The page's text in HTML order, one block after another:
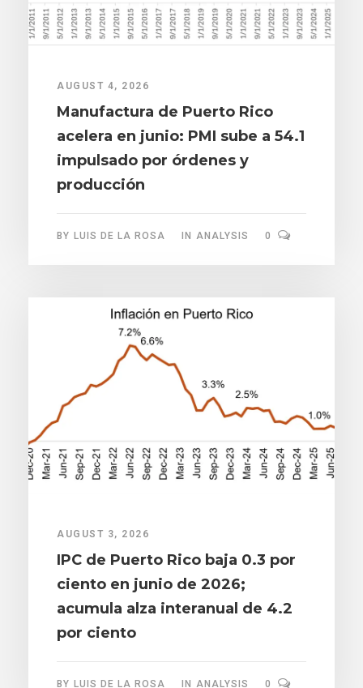
AUGUST 4, 2026
Manufactura de Puerto Rico
acelera en junio: PMI sube a 54.1
impulsado por órdenes y
producción
BY LUIS DE LA ROSA IN ANALYSIS 0
AUGUST 3, 2026
IPC de Puerto Rico baja 0.3 por
ciento en junio de 2026;
acumula alza interanual de 4.2
por ciento
BY LUIS DE LA ROSA IN ANALYSIS 0